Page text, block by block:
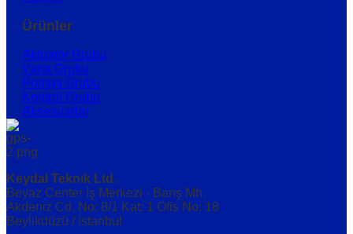
Ürünler
Aktüatör Grubu
Vana Grubu
Pompa Grubu
Kontrol Grubu
Aksesuarlar
Keydal Teknik Ltd.
Beyaz Center İş Merkezi - Barış Mh.
Akdeniz Cd. No: 8/1 Kat: 1 Ofis No: 18
Beylikdüzü / İstanbul